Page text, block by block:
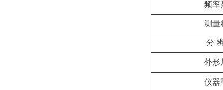
频率
测量
分
外形
仪器